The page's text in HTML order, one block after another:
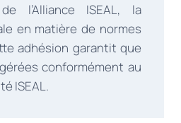
l’Alliance ISEAL, la
en matière de normes
adhésion garantit que
conformément au
ISEAL.